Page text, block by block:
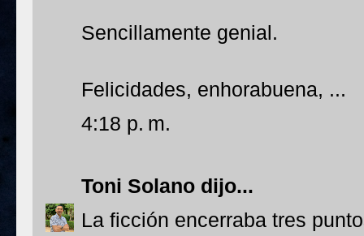
Sencillamente genial.
Felicidades, enhorabuena, ...
4:18 p. m.
Toni Solano dijo...
La ficción encerraba tres